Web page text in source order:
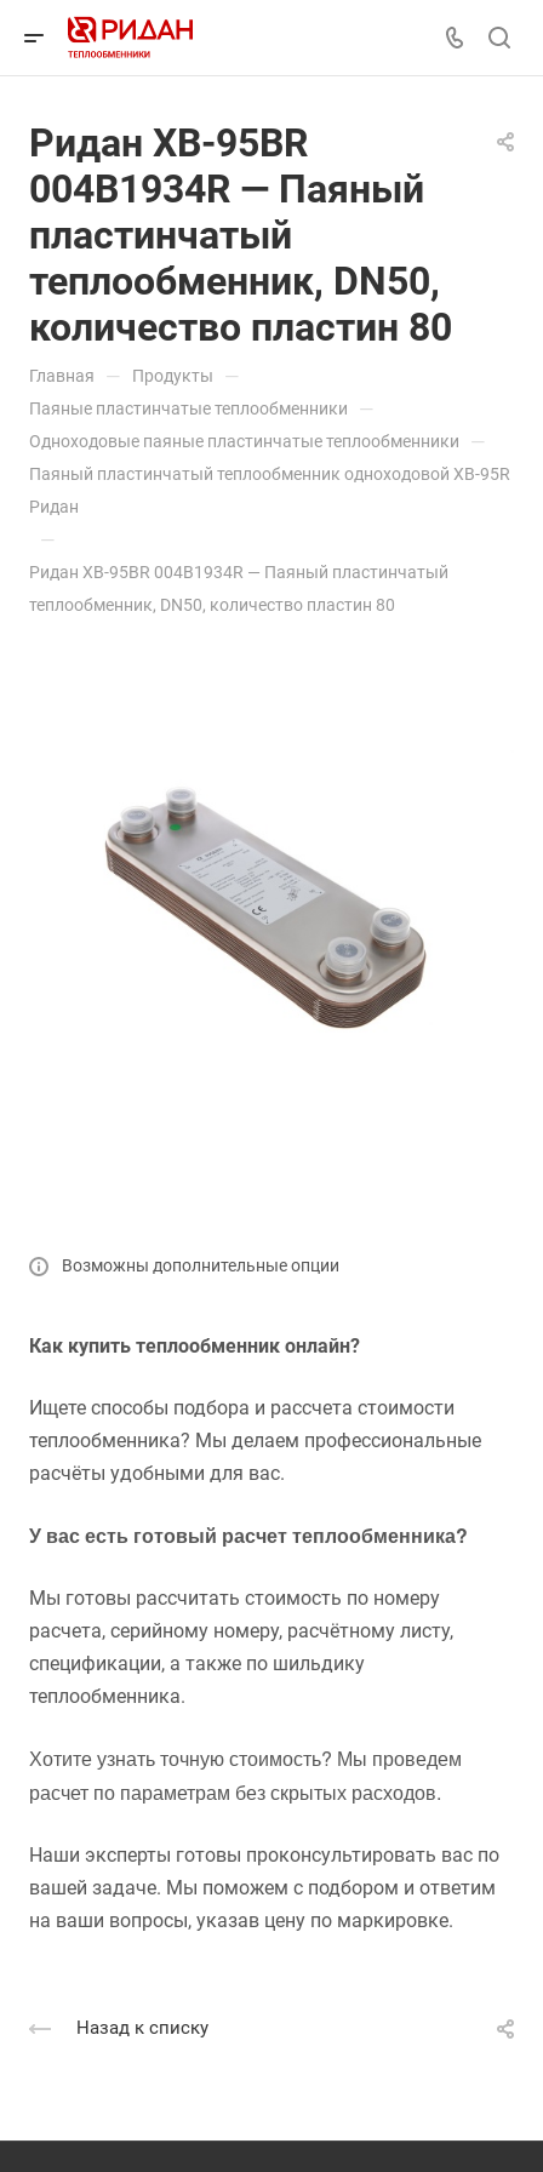
Ридан XB-95BR
004B1934R — Паяный
пластинчатый
теплообменник, DN50,
количество пластин 80
Главная — Продукты —
Паяные пластинчатые теплообменники —
Одноходовые паяные пластинчатые теплообменники —
Паяный пластинчатый теплообменник одноходовой XB-95R
Ридан
—
Ридан XB-95BR 004B1934R — Паяный пластинчатый
теплообменник, DN50, количество пластин 80
Возможны дополнительные опции
Как купить теплообменник онлайн?
Ищете способы подбора и рассчета стоимости
теплообменника? Мы делаем профессиональные
расчёты удобными для вас.
У вас есть готовый расчет теплообменника?
Мы готовы рассчитать стоимость по номеру
расчета, серийному номеру, расчётному листу,
спецификации, а также по шильдику
теплообменника.
Хотите узнать точную стоимость? Мы проведем
расчет по параметрам без скрытых расходов.
Наши эксперты готовы проконсультировать вас по
вашей задаче. Мы поможем с подбором и ответим
на ваши вопросы, указав цену по маркировке.
Назад к списку